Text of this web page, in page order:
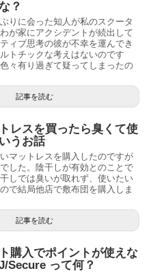
？
りに会った知人が私のスクータ
が家にアクシデントが続出して
ィブ思考の彼が不幸を運んでき
トチックな考えはないのです
々有り過ぎて疑ってしまったの
記事を読む
レスを買ったら臭くて使
うお話
いマットレスを購入したのですが
した。陰干しが有効とのことで
しでは臭いが取れず、使いたい
で結局他店で敷布団を購入しま
記事を読む
購入でポイントが使えな
って何？